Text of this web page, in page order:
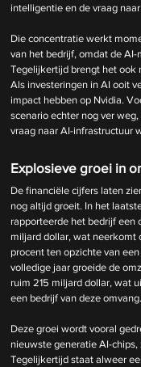
intelligentie en de vraag
Die concentratie werkt
van het bedrijf, omdat de AI-
Tegelijkertijd brengt het ook
Als investeringen in AI ooit
impact hebben op Nvidia.
scenario echter nog ver
vraag naar AI-infrastructuur
Explosieve groei in
De financiële cijfers laten
nog altijd groeit. In het
rapporteerde het bedrijf een
miljard dollar, wat neerkomt
procent ten opzichte van
volledige jaar groeide de
ruim 215 miljard dollar, wat
een bedrijf van deze omvang.
Deze groei wordt vooral
nieuwste generatie AI-chips,
Tegelijkertijd staat alweer